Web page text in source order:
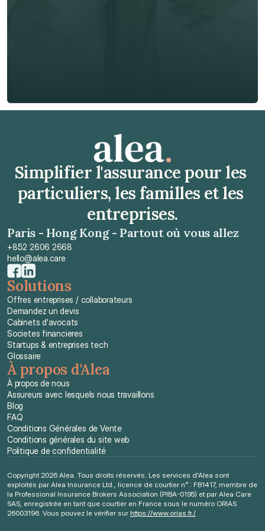
Obtenir un devis gratuit
Simplifier l'assurance pour les
particuliers, les familles et les
entreprises.
Paris - Hong Kong - Partout où vous allez
+852 2606 2668
hello@alea.care
Solutions
Offres entreprises / collaborateurs
Demandez un devis
Cabinets d'avocats
Societes financieres
Startups & entreprises tech
Glossaire
À propos d'Alea
À propos de nous
Assureurs avec lesquels nous travaillons
Blog
FAQ
Conditions Générales de Vente
Conditions générales du site web
Politique de confidentialité
Copyright 2026 Alea. Tous droits réservés. Les services d'Alea sont
exploités par Alea Insurance Ltd., licence de courtier n° : FB1417, membre de
la Professional Insurance Brokers Association (PIBA-0195) et par Alea Care
SAS, enregistrée en tant que courtier en France sous le numéro ORIAS
26003196. Vous pouvez le vérifier sur https://www.orias.fr./